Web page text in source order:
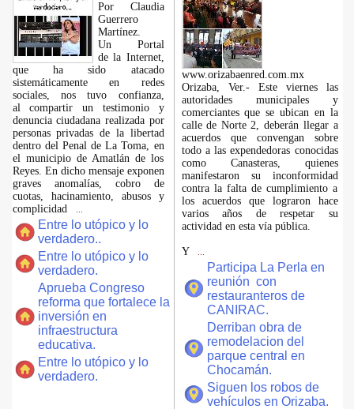
Por Claudia
Guerrero
Martínez.
​Un Portal
de la Internet,
que ha sido atacado
sistemáticamente en redes
sociales, nos tuvo confianza,
al compartir un testimonio y
denuncia ciudadana realizada por
personas privadas de la libertad
dentro del Penal de La Toma, en
el municipio de Amatlán de los
Reyes. En dicho mensaje exponen
graves anomalías, cobro de
cuotas, hacinamiento, abusos y
complicidad
Entre lo utópico y lo
verdadero..
Entre lo utópico y lo
verdadero.
Aprueba Congreso
reforma que fortalece la
inversión en
infraestructura
educativa.
Entre lo utópico y lo
verdadero.
www.orizabaenred.com.mx
Orizaba, Ver.- Este viernes las
autoridades municipales y
comerciantes que se ubican en la
calle de Norte 2, deberán llegar a
acuerdos que convengan sobre
todo a las expendedoras conocidas
como Canasteras, quienes
manifestaron su inconformidad
contra la falta de cumplimiento a
los acuerdos que lograron hace
varios años de respetar su
actividad en esta vía pública.
Y
Participa La Perla en
reunión con
restauranteros de
CANIRAC.
Derriban obra de
remodelacion del
parque central en
Chocamán.
Siguen los robos de
vehículos en Orizaba.